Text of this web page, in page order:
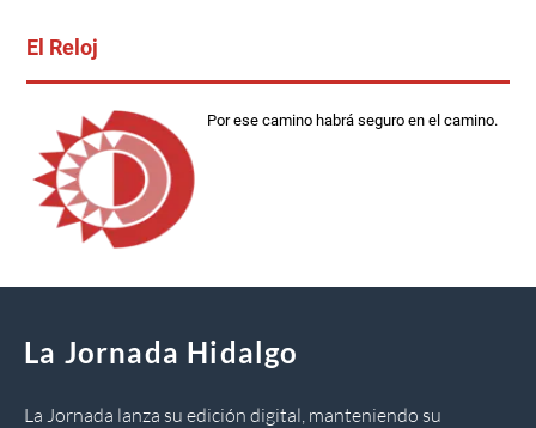
El Reloj
Por ese camino habrá seguro en el camino.
La Jornada Hidalgo
La Jornada lanza su edición digital, manteniendo su